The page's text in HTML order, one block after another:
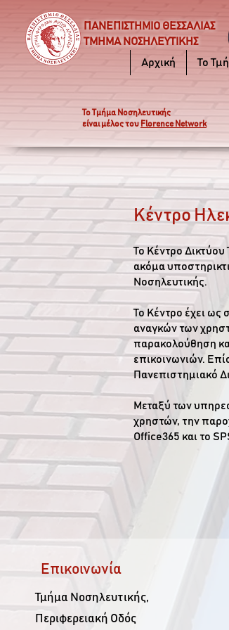
ΠΑΝΕΠΙΣΤΗΜΙΟ ΘΕΣΣΑΛΙΑΣ
ΤΜΗΜΑ ΝΟΣΗΛΕΥΤΙΚΗΣ
Το Τμήμα Νοσηλευτικής
είναι μέλος του Florence Network
Αρχική Το
Κέντρο
Το Κέντρο
ακόμα
Νοσηλευτικής.
Το Κέντρο έχει ως
αναγκών των
παρακολούθηση
επικοινωνιών.
Πανεπιστημιακό
Μεταξύ των
χρηστών, την
Office365 και το
Επικοινωνία
Τμήμα Νοσηλευτικής,
Περιφερειακή Οδός